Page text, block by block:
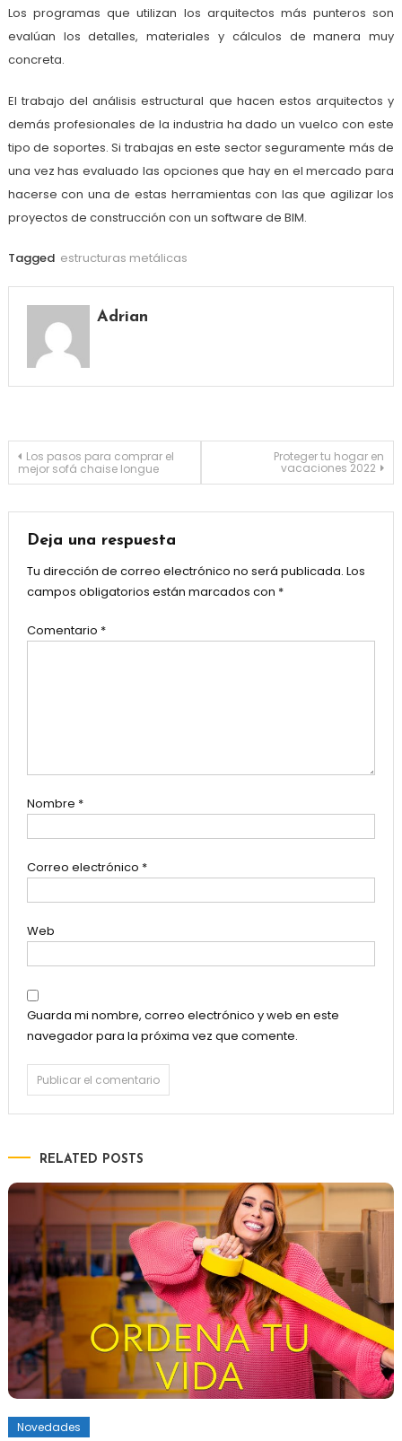
Los programas que utilizan los arquitectos más punteros son
evalúan los detalles, materiales y cálculos de manera muy
concreta.
El trabajo del análisis estructural que hacen estos arquitectos y
demás profesionales de la industria ha dado un vuelco con este
tipo de soportes. Si trabajas en este sector seguramente más de
una vez has evaluado las opciones que hay en el mercado para
hacerse con una de estas herramientas con las que agilizar los
proyectos de construcción con un software de BIM.
Tagged estructuras metálicas
Adrian
Navegación
entradas
Los pasos para comprar el
mejor sofá chaise longue
Proteger tu hogar en
vacaciones 2022
Deja una respuesta
Tu dirección de correo electrónico no será publicada. Los
campos obligatorios están marcados con *
Comentario *
Nombre *
Correo electrónico *
Web
Guarda mi nombre, correo electrónico y web en este
navegador para la próxima vez que comente.
RELATED POSTS
Novedades